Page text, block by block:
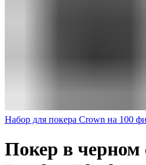
Набор для покера Crown на 100
Покер в черном